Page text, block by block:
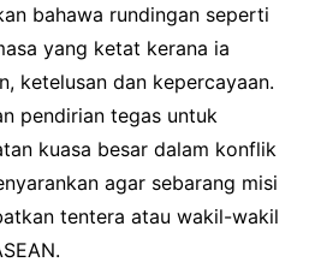
bahawa rundingan seperti
yang ketat kerana ia
ketelusan dan kepercayaan.
pendirian tegas untuk
kuasa besar dalam konflik
agar sebarang misi
tentera atau wakil-wakil